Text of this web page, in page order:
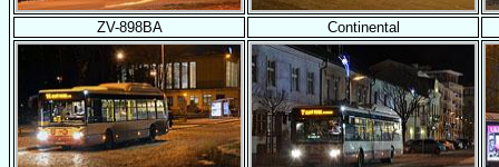
ZV-898BA Continental